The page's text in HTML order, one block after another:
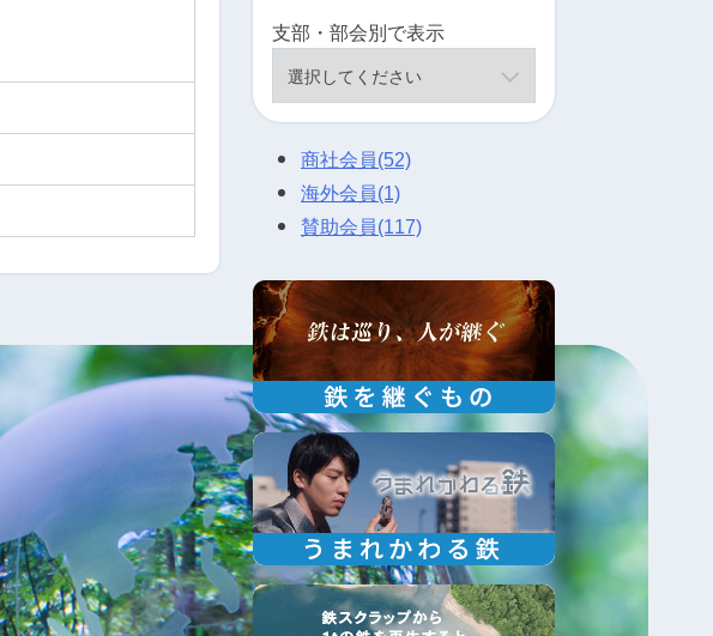
支部・部会別で表示
商社会員(52)
海外会員(1)
賛助会員(117)